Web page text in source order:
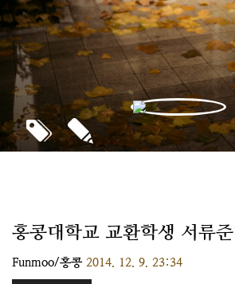
홍콩대학교 교환학생 서류준
Funmoo/홍콩 2014. 12. 9. 23:34